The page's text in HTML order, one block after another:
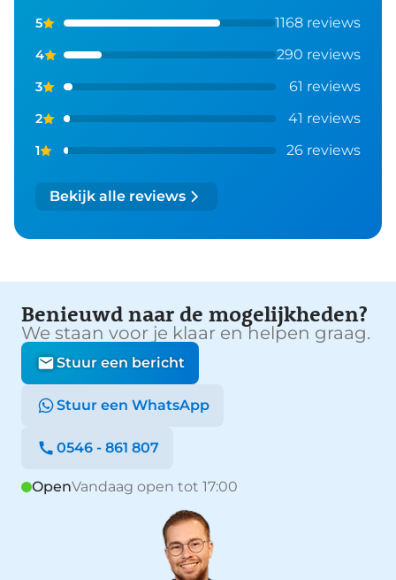
5 1168 reviews
4 290 reviews
3 61 reviews
2 41 reviews
1 26 reviews
Bekijk alle reviews
Benieuwd naar de mogelijkheden?
We staan voor je klaar en helpen graag.
Stuur een bericht
Stuur een WhatsApp
0546 - 861 807
OpenVandaag open tot 17:00